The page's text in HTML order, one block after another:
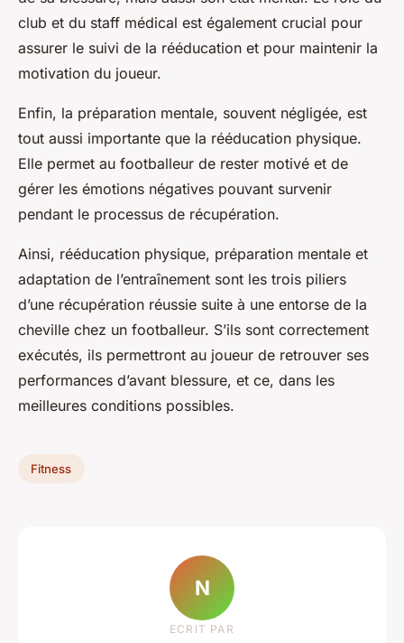
club et du staff médical est également crucial pour
assurer le suivi de la rééducation et pour maintenir la
motivation du joueur.
Enfin, la préparation mentale, souvent négligée, est
tout aussi importante que la rééducation physique.
Elle permet au footballeur de rester motivé et de
gérer les émotions négatives pouvant survenir
pendant le processus de récupération.
Ainsi, rééducation physique, préparation mentale et
adaptation de l’entraînement sont les trois piliers
d’une récupération réussie suite à une entorse de la
cheville chez un footballeur. S’ils sont correctement
exécutés, ils permettront au joueur de retrouver ses
performances d’avant blessure, et ce, dans les
meilleures conditions possibles.
Fitness
N
ECRIT PAR